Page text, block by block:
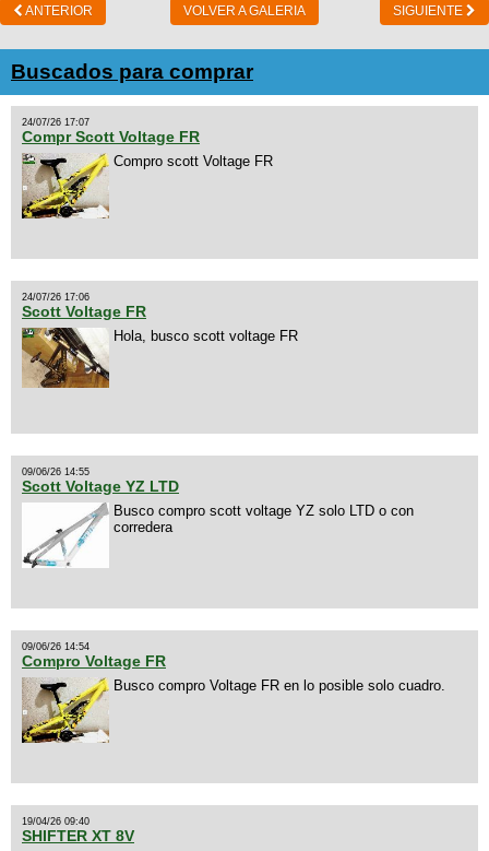
ANTERIOR VOLVER A GALERIA SIGUIENTE
Buscados para comprar
24/07/26 17:07
Compr Scott Voltage FR
Compro scott Voltage FR
24/07/26 17:06
Scott Voltage FR
Hola, busco scott voltage FR
09/06/26 14:55
Scott Voltage YZ LTD
Busco compro scott voltage YZ solo LTD o con
corredera
09/06/26 14:54
Compro Voltage FR
Busco compro Voltage FR en lo posible solo cuadro.
19/04/26 09:40
SHIFTER XT 8V